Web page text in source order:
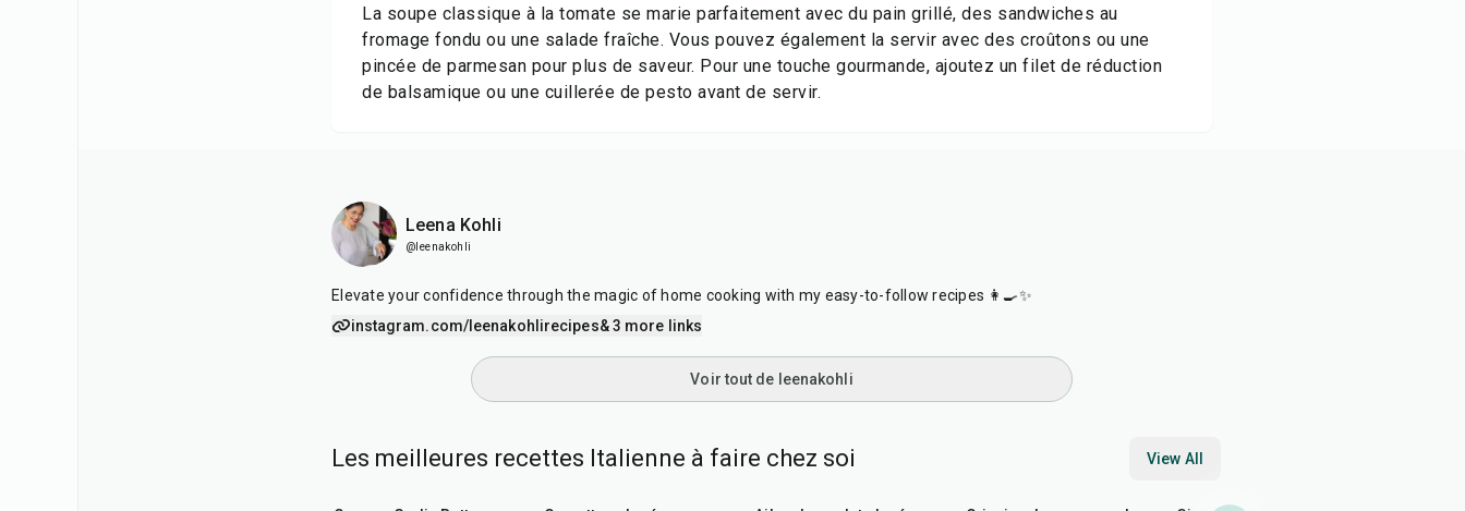
La soupe classique à la tomate se marie parfaitement avec du pain grillé, des sandwiches au
fromage fondu ou une salade fraîche. Vous pouvez également la servir avec des croûtons ou une
pincée de parmesan pour plus de saveur. Pour une touche gourmande, ajoutez un filet de réduction
de balsamique ou une cuillerée de pesto avant de servir.
Leena Kohli
@leenakohli
Elevate your confidence through the magic of home cooking with my easy-to-follow recipes 👩‍🍳✨
instagram.com/leenakohlirecipes& 3 more links
Voir tout de leenakohli
Les meilleures recettes Italienne à faire chez soi View All